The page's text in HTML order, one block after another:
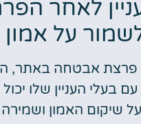
לאחר
על אמון
אבטחה באתר,
בעלי העניין שלו
שיקום האמון ושמירה